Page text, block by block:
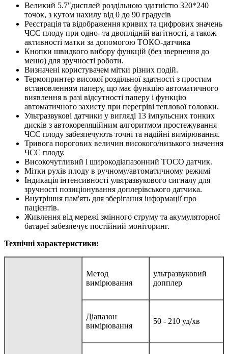
Великий 5.7"дисплей роздільною здатністю 320*240
точок, з кутом нахилу від 0 до 90 градусів
Реєстрація та відображення кривих та цифрових значень
ЧСС плоду при одно- та двоплідній вагітності, а також
активності матки за допомогою ТОКО-датчика
Кнопки швидкого вибору функцій (без звернення до
меню) для зручності роботи.
Визначені користувачем мітки різних подій.
Термопринтер високої роздільної здатності з простим
встановленням паперу, що має функцію автоматичного
виявлення в разі відсутності паперу і функцію
автоматичного захисту при перегріві теплової головки.
Ультразвукові датчики у вигляді 13 імпульсних тонких
дисків з автокореляційним алгоритмом простежування
ЧСС плоду забезпечують точні та надійні вимірювання.
Тривога порогових величин високого/низького значення
ЧСС плоду.
Високочутливий і широкодіапазонний TOCO датчик.
Мітки рухів плоду в ручному/автоматичному режимі
Індикація інтенсивності ультразвукового сигналу для
зручності позиціонування доплерівського датчика.
Внутрішня пам'ять для зберігання інформації про
пацієнтів.
Живлення від мережі змінного струму та акумуляторної
батареї забезпечує постійний моніторинг.
Технічні характеристики:
Метод
вимірювання
ультразвуковий
допплер
Діапазон
вимірювання
50 - 210 уд/хв